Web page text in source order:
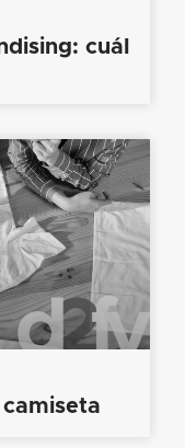
cuál